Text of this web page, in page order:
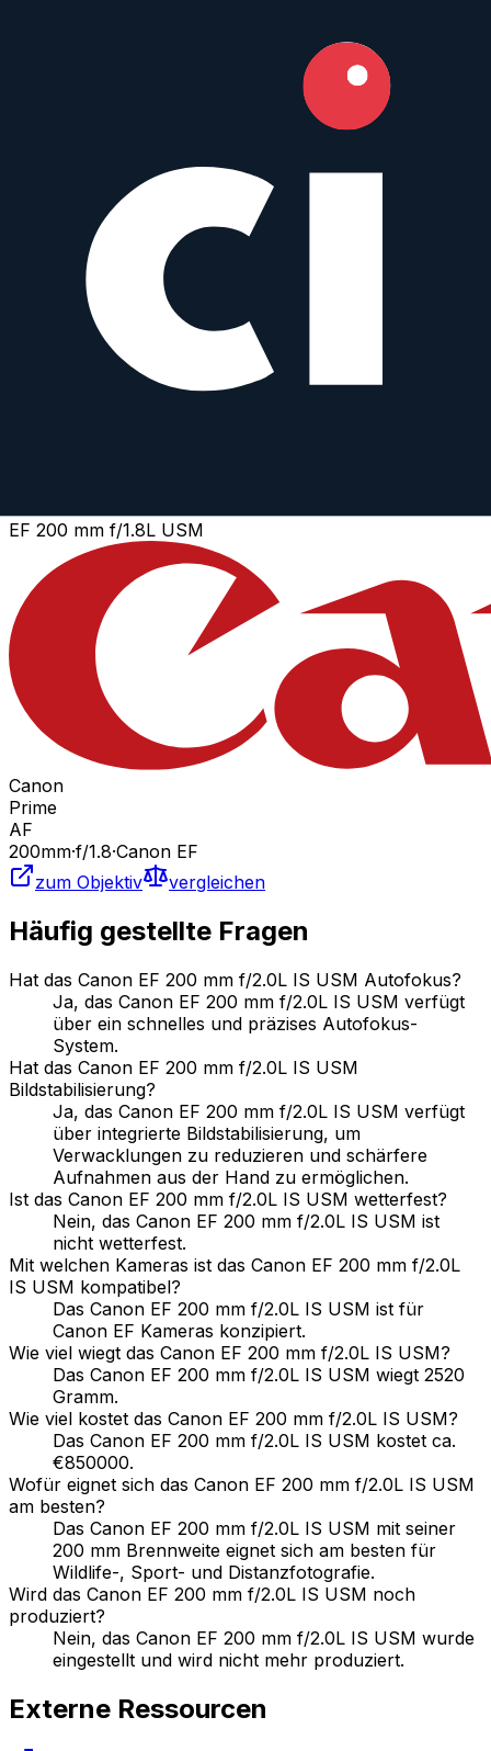
EF 200 mm f/1.8L USM
Canon
Prime
AF
200mm·f/1.8·Canon EF
zum Objektiv
vergleichen
Häufig gestellte Fragen
Hat das Canon EF 200 mm f/2.0L IS USM Autofokus?
Ja, das Canon EF 200 mm f/2.0L IS USM verfügt
über ein schnelles und präzises Autofokus-
System.
Hat das Canon EF 200 mm f/2.0L IS USM
Bildstabilisierung?
Ja, das Canon EF 200 mm f/2.0L IS USM verfügt
über integrierte Bildstabilisierung, um
Verwacklungen zu reduzieren und schärfere
Aufnahmen aus der Hand zu ermöglichen.
Ist das Canon EF 200 mm f/2.0L IS USM wetterfest?
Nein, das Canon EF 200 mm f/2.0L IS USM ist
nicht wetterfest.
Mit welchen Kameras ist das Canon EF 200 mm f/2.0L
IS USM kompatibel?
Das Canon EF 200 mm f/2.0L IS USM ist für
Canon EF Kameras konzipiert.
Wie viel wiegt das Canon EF 200 mm f/2.0L IS USM?
Das Canon EF 200 mm f/2.0L IS USM wiegt 2520
Gramm.
Wie viel kostet das Canon EF 200 mm f/2.0L IS USM?
Das Canon EF 200 mm f/2.0L IS USM kostet ca.
€850000.
Wofür eignet sich das Canon EF 200 mm f/2.0L IS USM
am besten?
Das Canon EF 200 mm f/2.0L IS USM mit seiner
200 mm Brennweite eignet sich am besten für
Wildlife-, Sport- und Distanzfotografie.
Wird das Canon EF 200 mm f/2.0L IS USM noch
produziert?
Nein, das Canon EF 200 mm f/2.0L IS USM wurde
eingestellt und wird nicht mehr produziert.
Externe Ressourcen